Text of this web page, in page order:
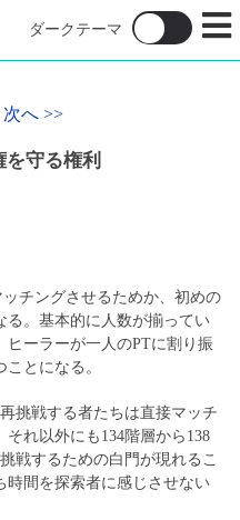
次へ >>
守る権利
チングさせるためか、初めの
る。基本的に人数が揃ってい
ーラーが一人のPTに割り振
とになる。
挑戦する者たちは直接マッチ
れ以外にも134階層から138
戦するための白門が現れるこ
時間を探索者に感じさせない